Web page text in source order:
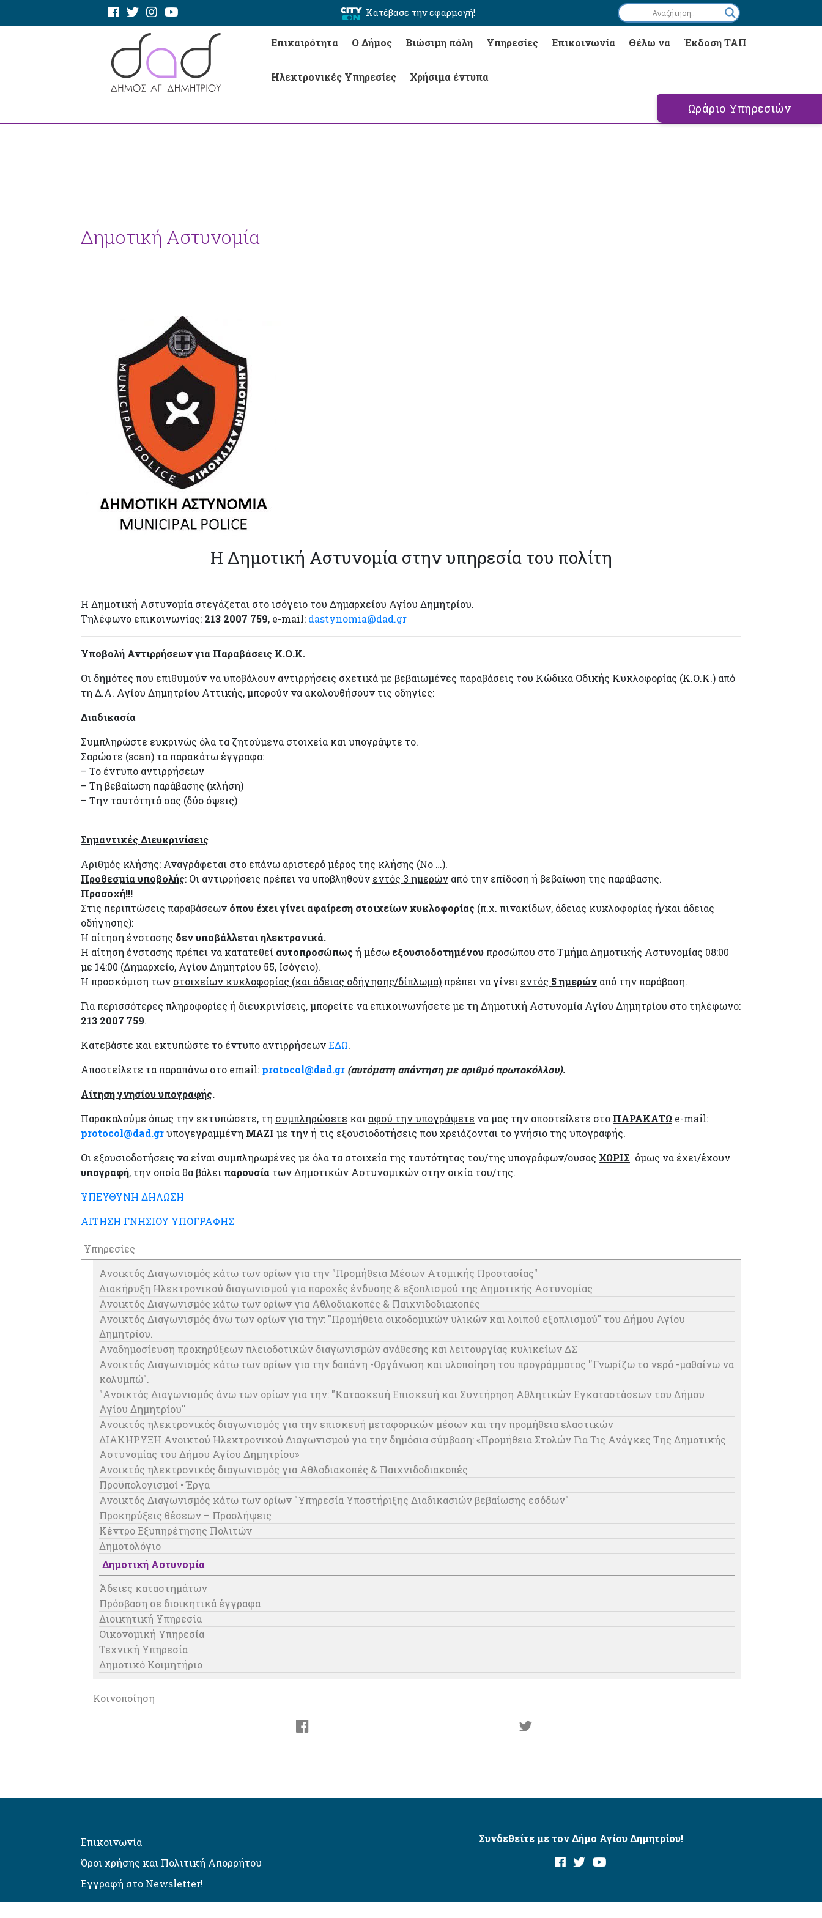
Κατέβασε την εφαρμογή!
Επικαιρότητα Ο Δήμος Βιώσιμη πόλη Υπηρεσίες Επικοινωνία Θέλω να Έκδοση ΤΑΠ
Ηλεκτρονικές Υπηρεσίες Χρήσιμα έντυπα
Ωράριο Υπηρεσιών
Δημοτική Αστυνομία
Η Δημοτική Αστυνομία στην υπηρεσία του πολίτη
Η Δημοτική Αστυνομία στεγάζεται στο ισόγειο του Δημαρχείου Αγίου Δημητρίου.
Τηλέφωνο επικοινωνίας: 213 2007 759, e-mail: dastynomia@dad.gr
Υποβολή Αντιρρήσεων για Παραβάσεις Κ.Ο.Κ.
Οι δημότες που επιθυμούν να υποβάλουν αντιρρήσεις σχετικά με βεβαιωμένες παραβάσεις του Κώδικα Οδικής Κυκλοφορίας (Κ.Ο.Κ.) από
τη Δ.Α. Αγίου Δημητρίου Αττικής, μπορούν να ακολουθήσουν τις οδηγίες:
Διαδικασία
Συμπληρώστε ευκρινώς όλα τα ζητούμενα στοιχεία και υπογράψτε το.
Σαρώστε (scan) τα παρακάτω έγγραφα:
– Το έντυπο αντιρρήσεων
– Τη βεβαίωση παράβασης (κλήση)
– Την ταυτότητά σας (δύο όψεις)
Σημαντικές Διευκρινίσεις
Αριθμός κλήσης: Αναγράφεται στο επάνω αριστερό μέρος της κλήσης (Νο …).
Προθεσμία υποβολής: Οι αντιρρήσεις πρέπει να υποβληθούν εντός 3 ημερών από την επίδοση ή βεβαίωση της παράβασης.
Προσοχή!!!
Στις περιπτώσεις παραβάσεων όπου έχει γίνει αφαίρεση στοιχείων κυκλοφορίας (π.χ. πινακίδων, άδειας κυκλοφορίας ή/και άδειας
οδήγησης):
Η αίτηση ένστασης δενυποβάλλεται ηλεκτρονικά.
Η αίτηση ένστασης πρέπει να κατατεθεί αυτοπροσώπωςή μέσω εξουσιοδοτημένου προσώπου στο Τμήμα Δημοτικής Αστυνομίας 08:00
με 14:00 (Δημαρχείο, Αγίου Δημητρίου 55, Ισόγειο).
Η προσκόμιση των στοιχείων κυκλοφορίας (και άδειας οδήγησης/δίπλωμα) πρέπει να γίνει εντός 5 ημερών από την παράβαση.
Για περισσότερες πληροφορίες ή διευκρινίσεις, μπορείτε να επικοινωνήσετε με τη Δημοτική Αστυνομία Αγίου Δημητρίου στο τηλέφωνο:
213 2007 759.
Κατεβάστε και εκτυπώστε το έντυπο αντιρρήσεωνΕΔΩ.
Αποστείλετε τα παραπάνω στο email: protocol@dad.gr (αυτόματη απάντηση με αριθμό πρωτοκόλλου).
Αίτηση γνησίου υπογραφής.
Παρακαλούμε όπως την εκτυπώσετε, τη συμπληρώσετε και αφού την υπογράψετε να μας την αποστείλετε στο ΠΑΡΑΚΑΤΩ e-mail:
protocol@dad.grυπογεγραμμένη ΜΑΖΙ με την ή τις εξουσιοδοτήσεις που χρειάζονται το γνήσιο της υπογραφής.
Οι εξουσιοδοτήσεις να είναι συμπληρωμένες με όλα τα στοιχεία της ταυτότητας του/της υπογράφων/ουσας ΧΩΡΙΣ όμως να έχει/έχουν
υπογραφή, την οποία θα βάλει παρουσία των Δημοτικών Αστυνομικών στην οικία του/της.
ΥΠΕΥΘΥΝΗ ΔΗΛΩΣΗ
ΑΙΤΗΣΗ ΓΝΗΣΙΟΥ ΥΠΟΓΡΑΦΗΣ
Υπηρεσίες
Ανοικτός Διαγωνισμός κάτω των ορίων για την "Προμήθεια Μέσων Ατομικής Προστασίας"
Διακήρυξη Ηλεκτρονικού διαγωνισμού για παροχές ένδυσης & εξοπλισμού της Δημοτικής Αστυνομίας
Ανοικτός Διαγωνισμός κάτω των ορίων για Αθλοδιακοπές & Παιχνιδοδιακοπές
Ανοικτός Διαγωνισμός άνω των ορίων για την: "Προμήθεια οικοδομικών υλικών και λοιπού εξοπλισμού" του Δήμου Αγίου
Δημητρίου.
Αναδημοσίευση προκηρύξεων πλειοδοτικών διαγωνισμών ανάθεσης και λειτουργίας κυλικείων ΔΣ
Ανοικτός Διαγωνισμός κάτω των ορίων για την δαπάνη -Οργάνωση και υλοποίηση του προγράμματος ''Γνωρίζω το νερό -μαθαίνω να
κολυμπώ".
"Ανοικτός Διαγωνισμός άνω των ορίων για την: "Κατασκευή Επισκευή και Συντήρηση Αθλητικών Εγκαταστάσεων του Δήμου
Αγίου Δημητρίου''
Ανοικτός ηλεκτρονικός διαγωνισμός για την επισκευή μεταφορικών μέσων και την προμήθεια ελαστικών
ΔΙΑΚΗΡΥΞΗ Ανοικτού Ηλεκτρονικού Διαγωνισμού για την δημόσια σύμβαση: «Προμήθεια Στολών Για Τις Ανάγκες Της Δημοτικής
Αστυνομίας του Δήμου Αγίου Δημητρίου»
Ανοικτός ηλεκτρονικός διαγωνισμός για Αθλοδιακοπές & Παιχνιδοδιακοπές
Προϋπολογισμοί • Έργα
Ανοικτός Διαγωνισμός κάτω των ορίων "Υπηρεσία Υποστήριξης Διαδικασιών βεβαίωσης εσόδων"
Προκηρύξεις θέσεων – Προσλήψεις
Κέντρο Εξυπηρέτησης Πολιτών
Δημοτολόγιο
Δημοτική Αστυνομία
Άδειες καταστημάτων
Πρόσβαση σε διοικητικά έγγραφα
Διοικητική Υπηρεσία
Οικονομική Υπηρεσία
Τεχνική Υπηρεσία
Δημοτικό Κοιμητήριο
Κοινοποίηση
Επικοινωνία
Όροι χρήσης και Πολιτική Απορρήτου
Εγγραφή στο Newsletter!
Συνδεθείτε με τον Δήμο Αγίου Δημητρίου!